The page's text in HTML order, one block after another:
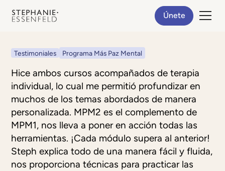
Únete
Testimoniales Programa Más Paz Mental
Hice ambos cursos acompañados de terapia
individual, lo cual me permitió profundizar en
muchos de los temas abordados de manera
personalizada. MPM2 es el complemento de
MPM1, nos lleva a poner en acción todas las
herramientas. ¡Cada módulo supera al anterior!
Steph explica todo de una manera fácil y fluida,
nos proporciona técnicas para practicar las